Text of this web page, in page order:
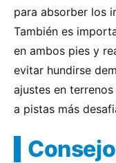
para absorber los
También es
en ambos pies y
evitar hundirse
ajustes en
a pistas más